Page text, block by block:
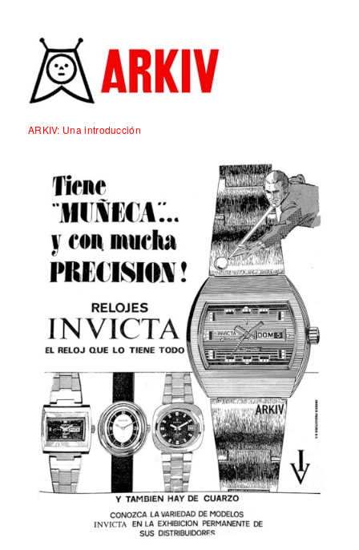
ARKIV: Una introducción